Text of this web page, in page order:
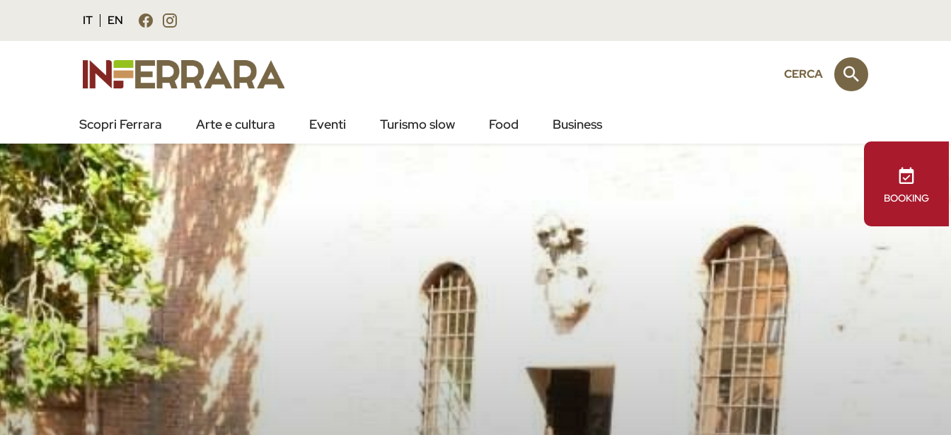
principale
IT EN
BOOKING
CERCA
Scopri Ferrara Arte e cultura Eventi Turismo slow Food Business